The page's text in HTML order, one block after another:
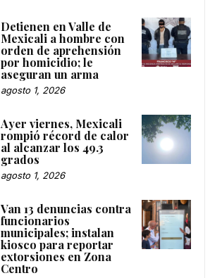
Detienen en Valle de
Mexicali a hombre con
orden de aprehensión
por homicidio; le
aseguran un arma
agosto 1, 2026
Ayer viernes, Mexicali
rompió récord de calor
al alcanzar los 49.3
grados
agosto 1, 2026
Van 13 denuncias contra
funcionarios
municipales; instalan
kiosco para reportar
extorsiones en Zona
Centro